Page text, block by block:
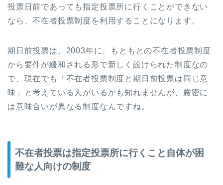
投票日前であっても指定投票所に行くことができない
なら、不在者投票制度を利用することになります。
期日前投票は、2003年に、もともとの不在者投票制度
から要件が緩和される形で新しく設けられた制度なの
で、現在でも「不在者投票制度と期日前投票は同じ意
味」と考えている人がいるかも知れませんが、厳密に
は意味合いが異なる制度なんですね。
不在者投票は指定投票所に行くこと自体が困
難な人向けの制度